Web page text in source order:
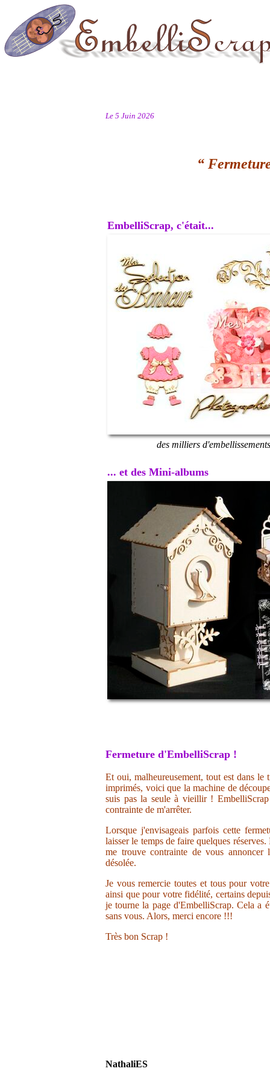
Le 5 Juin 2026
“
EmbelliScrap, c'était...
des milliers
... et des Mini-albums
Fermeture d'EmbelliScrap !
Et oui, malheureusement, tout est dans
imprimés, voici que la machine de
suis pas la seule à vieillir !
contrainte de m'arrêter.
Lorsque j'envisageais parfois cette
laisser le temps de faire quelques
me trouve contrainte de vous annoncer
désolée.
Je vous remercie toutes et tous pour
ainsi que pour votre fidélité, certains
je tourne la page d'EmbelliScrap. Cela a
sans vous. Alors, merci encore !!!
Très bon Scrap !
NathaliES